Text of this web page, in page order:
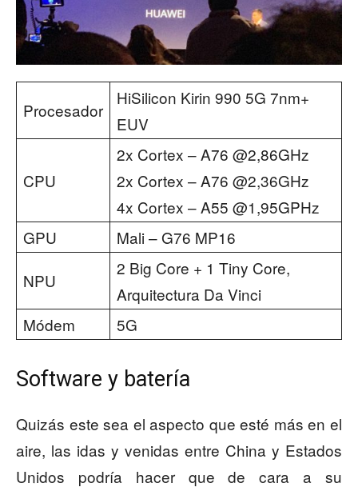
Procesador
HiSilicon Kirin 990 5G 7nm+
EUV
CPU
2x Cortex – A76 @2,86GHz
2x Cortex – A76 @2,36GHz
4x Cortex – A55 @1,95GPHz
GPU
Mali – G76 MP16
NPU
2 Big Core + 1 Tiny Core,
Arquitectura Da Vinci
Módem
5G
Software y batería
Quizás este sea el aspecto que esté más en el
aire, las idas y venidas entre China y Estados
Unidos podría hacer que de cara a su